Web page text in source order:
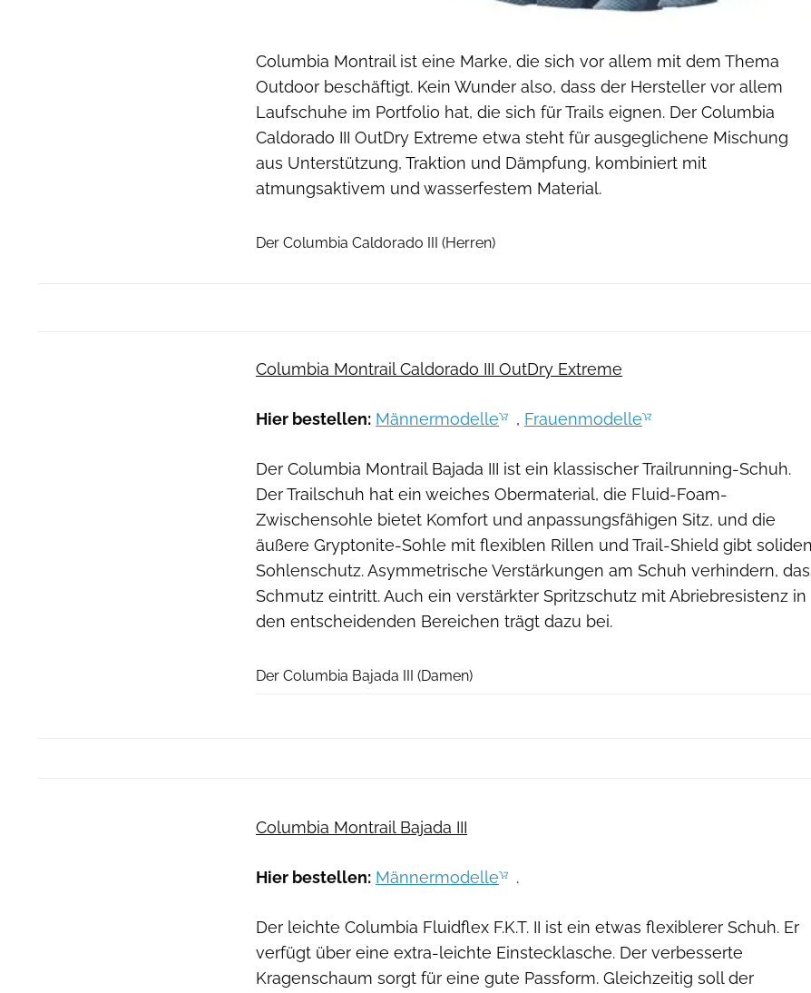
Columbia Montrail ist eine Marke, die sich vor allem mit dem Thema
Outdoor beschäftigt. Kein Wunder also, dass der Hersteller vor allem
Laufschuhe im Portfolio hat, die sich für Trails eignen. Der Columbia
Caldorado III OutDry Extreme etwa steht für ausgeglichene Mischung
aus Unterstützung, Traktion und Dämpfung, kombiniert mit
atmungsaktivem und wasserfestem Material.
Der Columbia Caldorado III (Herren)
Columbia Montrail Caldorado III OutDry Extreme
Hier bestellen: Männermodelle , Frauenmodelle
Der Columbia Montrail Bajada III ist ein klassischer Trailrunning-Schuh.
Der Trailschuh hat ein weiches Obermaterial, die Fluid-Foam-
Zwischensohle bietet Komfort und anpassungsfähigen Sitz, und die
äußere Gryptonite-Sohle mit flexiblen Rillen und Trail-Shield gibt soliden
Sohlenschutz. Asymmetrische Verstärkungen am Schuh verhindern,
Schmutz eintritt. Auch ein verstärkter Spritzschutz mit Abriebresistenz in
den entscheidenden Bereichen trägt dazu bei.
Der Columbia Bajada III (Damen)
Columbia Montrail Bajada III
Hier bestellen: Männermodelle .
Der leichte Columbia Fluidflex F.K.T. II ist ein etwas flexiblerer Schuh. Er
verfügt über eine extra-leichte Einstecklasche. Der verbesserte
Kragenschaum sorgt für eine gute Passform. Gleichzeitig soll der